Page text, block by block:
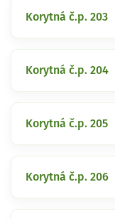
Korytná č.p. 203
Korytná č.p. 204
Korytná č.p. 205
Korytná č.p. 206